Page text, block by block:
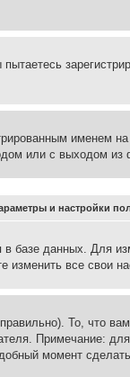
именем
или с выходом
и настройки
базе данных. Для
изменить все свои
То, что
Примечание:
момент